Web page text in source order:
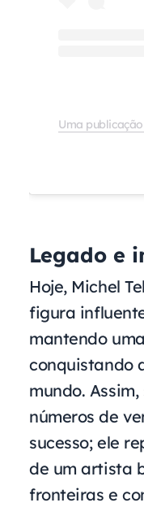
Legado e
Hoje, Michel
figura
mantendo
conquistando
mundo.
números de
sucesso; ele
de um artista
fronteiras e